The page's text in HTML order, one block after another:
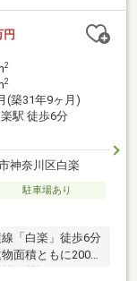
まずはお問い合
ざいます。
円
2
2
(築31年9ヶ月)
駅 徒歩6分
神奈川区白楽
駐車場あり
「白楽」徒歩6分
面積ともに200